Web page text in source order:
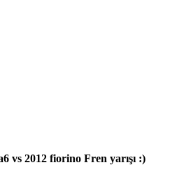
vs 2012 fiorino Fren yarışı :)